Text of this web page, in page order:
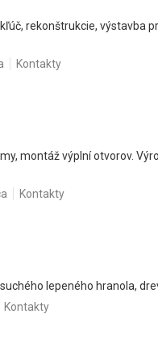
rekonštrukcie, výstavba
Kontakty
montáž výplní otvorov.
Kontakty
lepeného hranola,
Kontakty